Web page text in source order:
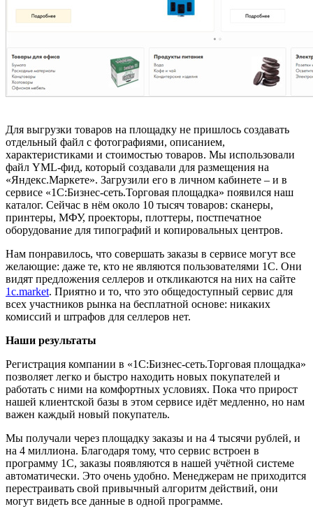
Для выгрузки товаров на площадку не пришлось создавать
отдельный файл с фотографиями, описанием,
характеристиками и стоимостью товаров. Мы использовали
файл YML-фид, который создавали для размещения на
«Яндекс.Маркете». Загрузили его в личном кабинете – и в
сервисе «1С:Бизнес-сеть.Торговая площадка» появился наш
каталог. Сейчас в нём около 10 тысяч товаров: сканеры,
принтеры, МФУ, проекторы, плоттеры, постпечатное
оборудование для типографий и копировальных центров.
Нам понравилось, что совершать заказы в сервисе могут все
желающие: даже те, кто не являются пользователями 1С. Они
видят предложения селлеров и откликаются на них на сайте
1c.market. Приятно и то, что это общедоступный сервис для
всех участников рынка на бесплатной основе: никаких
комиссий и штрафов для селлеров нет.
Наши результаты
Регистрация компании в «1С:Бизнес-сеть.Торговая площадка»
позволяет легко и быстро находить новых покупателей и
работать с ними на комфортных условиях. Пока что прирост
нашей клиентской базы в этом сервисе идёт медленно, но нам
важен каждый новый покупатель.
Мы получали через площадку заказы и на 4 тысячи рублей, и
на 4 миллиона. Благодаря тому, что сервис встроен в
программу 1С, заказы появляются в нашей учётной системе
автоматически. Это очень удобно. Менеджерам не приходится
перестраивать свой привычный алгоритм действий, они
могут видеть все данные в одной программе.